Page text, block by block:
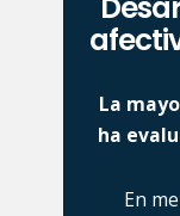
La
ha
En